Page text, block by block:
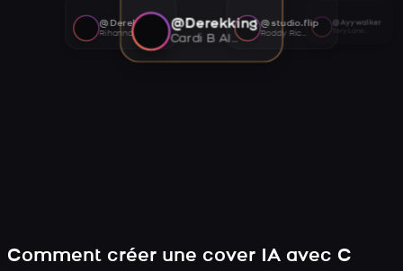
@Derekking
Cardi B AI voice
@studio.flip
Roddy Ricch AI voice
@Ayywalker
@Derekking
Rihanna AI voice
Comment créer une cover IA avec C